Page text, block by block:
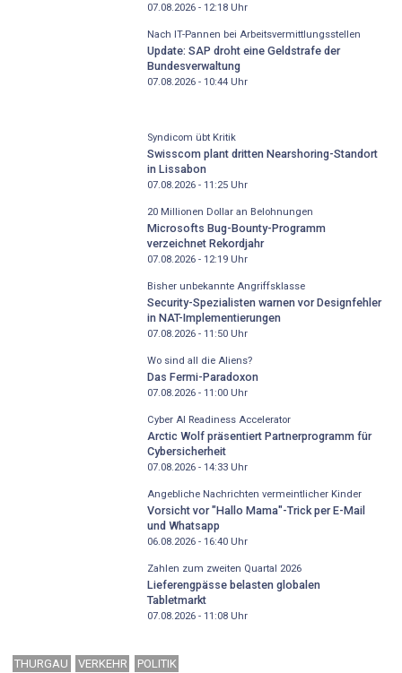
07.08.2026 - 12:18Uhr
Nach IT-Pannen bei Arbeitsvermittlungsstellen
Update: SAP droht eine Geldstrafe der
Bundesverwaltung
07.08.2026 - 10:44Uhr
Syndicom übt Kritik
Swisscom plant dritten Nearshoring-Standort
in Lissabon
07.08.2026 - 11:25Uhr
20 Millionen Dollar an Belohnungen
Microsofts Bug-Bounty-Programm
verzeichnet Rekordjahr
07.08.2026 - 12:19Uhr
Bisher unbekannte Angriffsklasse
Security-Spezialisten warnen vor Designfehler
in NAT-Implementierungen
07.08.2026 - 11:50Uhr
Wo sind all die Aliens?
Das Fermi-Paradoxon
07.08.2026 - 11:00Uhr
Cyber AI Readiness Accelerator
Arctic Wolf präsentiert Partnerprogramm für
Cybersicherheit
07.08.2026 - 14:33Uhr
Angebliche Nachrichten vermeintlicher Kinder
Vorsicht vor "Hallo Mama"-Trick per E-Mail
und Whatsapp
06.08.2026 - 16:40Uhr
Zahlen zum zweiten Quartal 2026
Lieferengpässe belasten globalen
Tabletmarkt
07.08.2026 - 11:08Uhr
THURGAU VERKEHR POLITIK